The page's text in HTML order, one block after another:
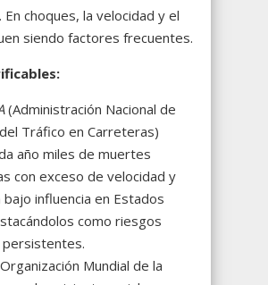
choques, la velocidad y el
siendo factores frecuentes.
(Administración Nacional de
Tráfico en Carreteras)
año miles de muertes
con exceso de velocidad y
bajo influencia en Estados
como riesgos
Mundial de la